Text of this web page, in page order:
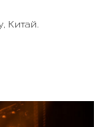
Китай.